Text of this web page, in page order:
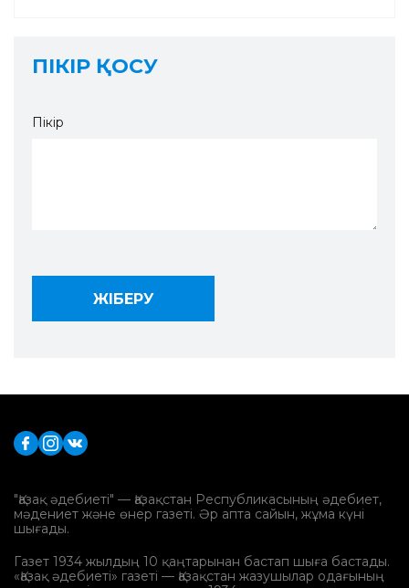
ПІКІР ҚОСУ
Пікір
"Қазақ әдебиеті" — Қазақстан Республикасының әдебиет,
мәдениет және өнер газеті. Әр апта сайын, жұма күні
шығады.
Газет 1934 жылдың 10 қаңтарынан бастап шыға бастады.
«Қазақ әдебиеті» газеті — Қазақстан жазушылар одағының